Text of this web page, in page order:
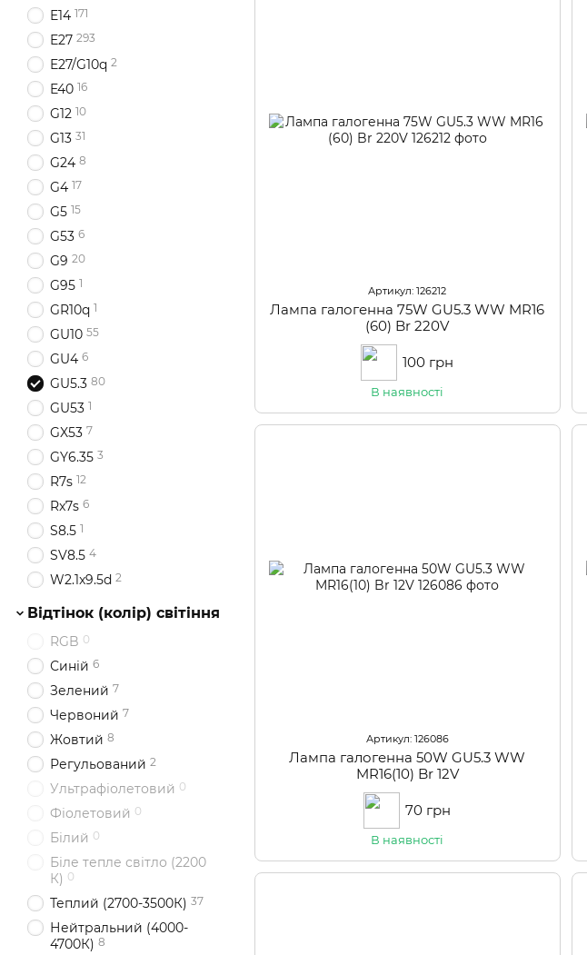
Артикул: 126212
Лампа галогенна 75W GU5.3 WW MR16
(60) Br 220V
100 грн
В наявності
Артикул: 126086
Лампа галогенна 50W GU5.3 WW
MR16(10) Br 12V
70 грн
В наявності
E14 171
E27 293
E27/G10q 2
E40 16
G12 10
G13 31
G24 8
G4 17
G5 15
G53 6
G9 20
G95 1
GR10q 1
GU10 55
GU4 6
GU5.3 80
GU53 1
GX53 7
GY6.35 3
R7s 12
Rx7s 6
S8.5 1
SV8.5 4
W2.1x9.5d 2
Відтінок (колір) світіння
RGB 0
Синій 6
Зелений 7
Червоний 7
Жовтий 8
Регульований 2
Ультрафіолетовий 0
Фіолетовий 0
Білий 0
Біле тепле світло (2200
К) 0
Теплий (2700-3500К) 37
Нейтральний (4000-
4700К) 8